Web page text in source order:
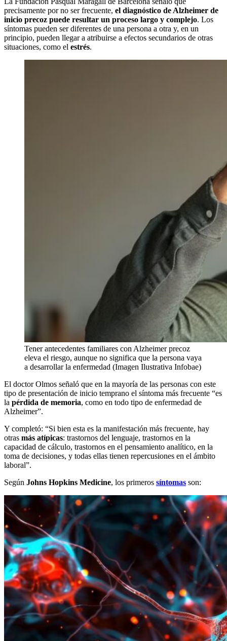
precisamente por no ser frecuente, el diagnóstico de Alzheimer de
inicio precoz puede resultar un proceso largo y complejo. Los
síntomas pueden ser diferentes de una persona a otra y, en un
principio, pueden llegar a atribuirse a efectos secundarios de otras
situaciones, como el estrés.
Tener antecedentes familiares con Alzheimer precoz
eleva el riesgo, aunque no significa que la persona vaya
a desarrollar la enfermedad (Imagen Ilustrativa Infobae)
El doctor Olmos señaló que en la mayoría de las personas con este
tipo de presentación de inicio temprano el síntoma más frecuente “es
la pérdida de memoria, como en todo tipo de enfermedad de
Alzheimer”.
Y completó: “Si bien esta es la manifestación más frecuente, hay
otras más atípicas: trastornos del lenguaje, trastornos en la
capacidad de cálculo, trastornos en el pensamiento analítico, en la
toma de decisiones, y todas ellas tienen repercusiones en el ámbito
laboral”.
Según Johns Hopkins Medicine, los primeros síntomas son: